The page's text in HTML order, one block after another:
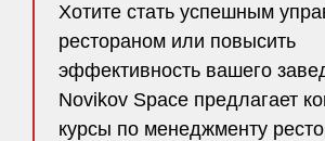
Хотите стать успешным
рестораном или повысить
эффективность вашего
Novikov Space предлагает
курсы по менеджменту